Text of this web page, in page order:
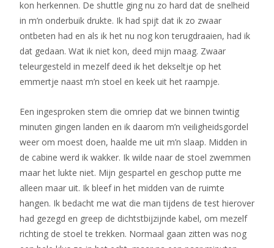
kon herkennen. De shuttle ging nu zo hard dat de snelheid
in m’n onderbuik drukte. Ik had spijt dat ik zo zwaar
ontbeten had en als ik het nu nog kon terugdraaien, had ik
dat gedaan. Wat ik niet kon, deed mijn maag. Zwaar
teleurgesteld in mezelf deed ik het dekseltje op het
emmertje naast m’n stoel en keek uit het raampje.
Een ingesproken stem die omriep dat we binnen twintig
minuten gingen landen en ik daarom m’n veiligheidsgordel
weer om moest doen, haalde me uit m’n slaap. Midden in
de cabine werd ik wakker. Ik wilde naar de stoel zwemmen
maar het lukte niet. Mijn gespartel en geschop putte me
alleen maar uit. Ik bleef in het midden van de ruimte
hangen. Ik bedacht me wat die man tijdens de test hierover
had gezegd en greep de dichtstbijzijnde kabel, om mezelf
richting de stoel te trekken. Normaal gaan zitten was nog